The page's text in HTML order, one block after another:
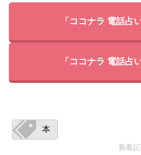
「ココナラ 電話占
「ココナラ 電話占
本
新着記